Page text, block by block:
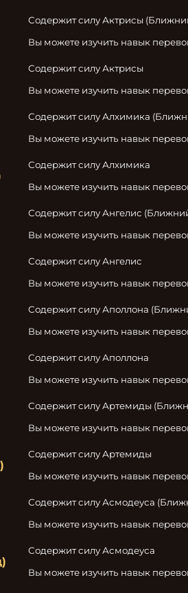
Содержит силу Актрисы
Вы можете изучить навык
Содержит силу Актрисы
Вы можете изучить навык
Содержит силу Алхимика
Вы можете изучить навык
Содержит силу Алхимика
Вы можете изучить навык
Содержит силу Ангелис
Вы можете изучить навык
Содержит силу Ангелис
Вы можете изучить навык
Содержит силу Аполлона
Вы можете изучить навык
Содержит силу Аполлона
Вы можете изучить навык
Содержит силу Артемиды
Вы можете изучить навык
Содержит силу Артемиды
Вы можете изучить навык
Содержит силу Асмодеуса
Вы можете изучить навык
Содержит силу Асмодеуса
Вы можете изучить навык